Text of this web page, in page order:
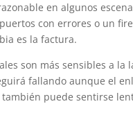
en algunos
con errores o un
es la factura.
son más sensibles a
fallando aunque el
puede sentirse